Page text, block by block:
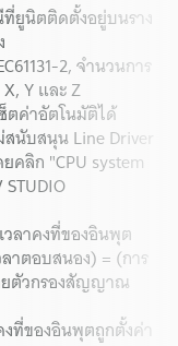
ยูนิตติดตั้งอยู่บนราง
2, จำนวนการ
Y และ Z
ตค่าอัตโนมัติได้
นับสนุน Line Driver
ลิก "CPU system
ลาคงที่ของอินพุต
าตอบสนอง) = (การ
ยตัวกรองสัญญาณ
งที่ของอินพุตถูกตั้งค่า